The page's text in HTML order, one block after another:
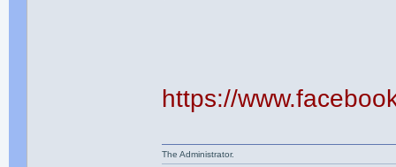
https://
The Administrator.